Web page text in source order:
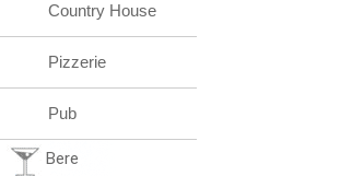
Country House
Pizzerie
Pub
Bere